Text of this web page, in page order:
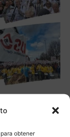
obtener